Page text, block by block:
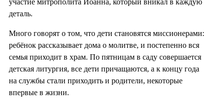
деталь.
Много говорят о том, что дети становятся миссионерами:
ребёнок рассказывает дома о молитве, и постепенно вся
семья приходит в храм. По пятницам в саду совершается
детская литургия, все дети причащаются, а к концу года
на службы стали приходить и родители, некоторые
впервые в жизни.